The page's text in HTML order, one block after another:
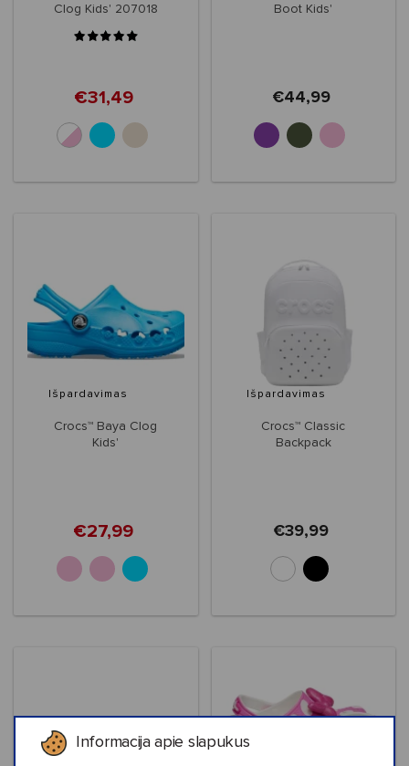
Informacija apie slapukus
Clog Kids' 207018
€31,49
Boot Kids'
€44,99
Išpardavimas
Crocs™ Baya Clog
Kids'
€27,99
Išpardavimas
Crocs™ Classic
Backpack
€39,99